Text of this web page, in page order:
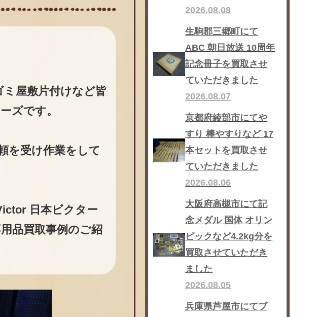
ミ屋敷片付けなど皆
ズです。
を受け作業をして
日本ビクター
品買取事例のご紹
2026.08.08
生駒郡三郷町にて
ABC 朝日放送 10周年
記念冊子を買取させ
ていただきました
2026.08.07
京都府綾部市にてや
すり 棒やすりなど 17
本セットを買取させ
ていただきました
2026.08.06
大阪府高槻市にて記
念メダル 国体 オリン
ピックなど4.2kg分を
買取させていただき
ました
2026.08.05
兵庫県芦屋市にてブ